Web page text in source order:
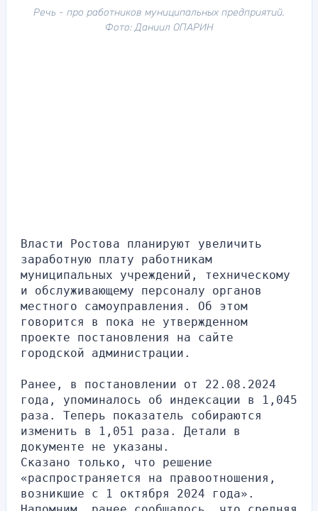
Речь - про работников муниципальных предприятий.
Фото: Даниил ОПАРИН
Власти Ростова планируют увеличить
заработную плату работникам
муниципальных учреждений, техническому
и обслуживающему персоналу органов
местного самоуправления. Об этом
говорится в пока не утвержденном
проекте постановления на сайте
городской администрации.
Ранее, в постановлении от 22.08.2024
года, упоминалось об индексации в 1,045
раза. Теперь показатель собираются
изменить в 1,051 раза. Детали в
документе не указаны.
Сказано только, что решение
«распространяется на правоотношения,
возникшие с 1 октября 2024 года».